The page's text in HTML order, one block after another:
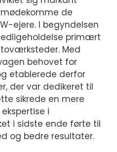
de
ejere. I begyndelsen
primært
Med
behovet for
etablerede derfor
der var dedikeret til
sikrede en mere
i
i sidste ende førte til
og bedre resultater.